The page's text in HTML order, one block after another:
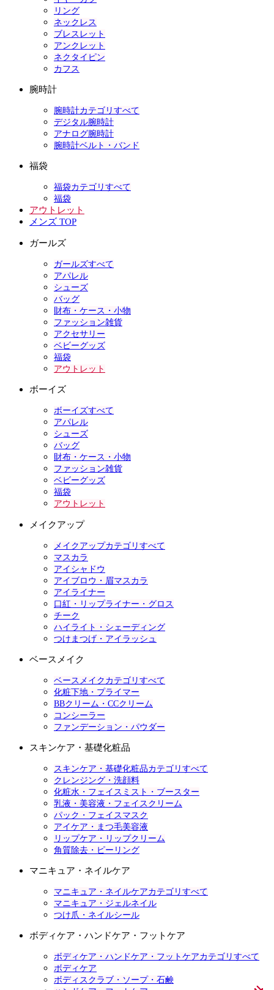
リング
ネックレス
ブレスレット
アンクレット
ネクタイピン
カフス
腕時計
腕時計カテゴリすべて
デジタル腕時計
アナログ腕時計
腕時計ベルト・バンド
福袋
福袋カテゴリすべて
福袋
アウトレット
メンズ TOP
ガールズ
ガールズすべて
アパレル
シューズ
バッグ
財布・ケース・小物
ファッション雑貨
アクセサリー
ベビーグッズ
福袋
アウトレット
ボーイズ
ボーイズすべて
アパレル
シューズ
バッグ
財布・ケース・小物
ファッション雑貨
ベビーグッズ
福袋
アウトレット
メイクアップ
メイクアップカテゴリすべて
マスカラ
アイシャドウ
アイブロウ・眉マスカラ
アイライナー
口紅・リップライナー・グロス
チーク
ハイライト・シェーディング
つけまつげ・アイラッシュ
ベースメイク
ベースメイクカテゴリすべて
化粧下地・プライマー
BBクリーム・CCクリーム
コンシーラー
ファンデーション・パウダー
スキンケア・基礎化粧品
スキンケア・基礎化粧品カテゴリすべて
クレンジング・洗顔料
化粧水・フェイスミスト・ブースター
乳液・美容液・フェイスクリーム
パック・フェイスマスク
アイケア・まつ毛美容液
リップケア・リップクリーム
角質除去・ピーリング
マニキュア・ネイルケア
マニキュア・ネイルケアカテゴリすべて
マニキュア・ジェルネイル
つけ爪・ネイルシール
ボディケア・ハンドケア・フットケア
ボディケア・ハンドケア・フットケアカテゴリすべて
ボディケア
ボディスクラブ・ソープ・石鹸